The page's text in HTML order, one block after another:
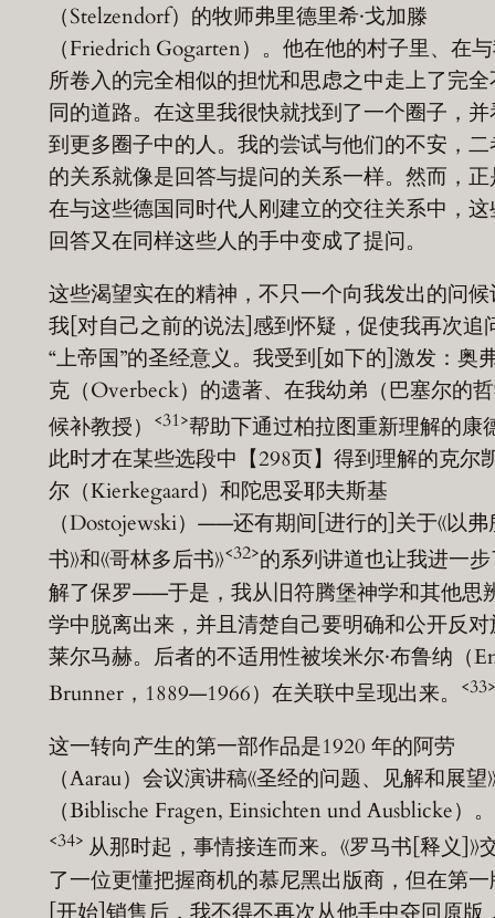
（Stelzendorf）的牧师弗里德里希·戈加滕
（Friedrich Gogarten）。他在他的村子里、在
所卷入的完全相似的担忧和思虑之中走上了完全
同的道路。在这里我很快就找到了一个圈子，并
到更多圈子中的人。我的尝试与他们的不安，二
的关系就像是回答与提问的关系一样。然而，正
在与这些德国同时代人刚建立的交往关系中，这
回答又在同样这些人的手中变成了提问。
这些渴望实在的精神，不只一个向我发出的问候
我[对自己之前的说法]感到怀疑，促使我再次追
“上帝国”的圣经意义。我受到[如下的]激发：奥
克（Overbeck）的遗著、在我幼弟（巴塞尔的
候补教授） <31>帮助下通过柏拉图重新理解的康
此时才在某些选段中【298页】得到理解的克尔
尔（Kierkegaard）和陀思妥耶夫斯基
（Dostojewski）——还有期间[进行的]关于《以弗
书》和《哥林多后书》<32>的系列讲道也让我进一
解了保罗——于是，我从旧符腾堡神学和其他思
学中脱离出来，并且清楚自己要明确和公开反对
莱尔马赫。后者的不适用性被埃米尔·布鲁纳（
Brunner，1889—1966）在关联中呈现出来。
<33>
这一转向产生的第一部作品是1920 年的阿劳
（Aarau）会议演讲稿《圣经的问题、见解和展望
（Biblische Fragen, Einsichten und Ausblicke）。
<34> 从那时起，事情接连而来。《罗马书[释义]》
了一位更懂把握商机的慕尼黑出版商，但在第一